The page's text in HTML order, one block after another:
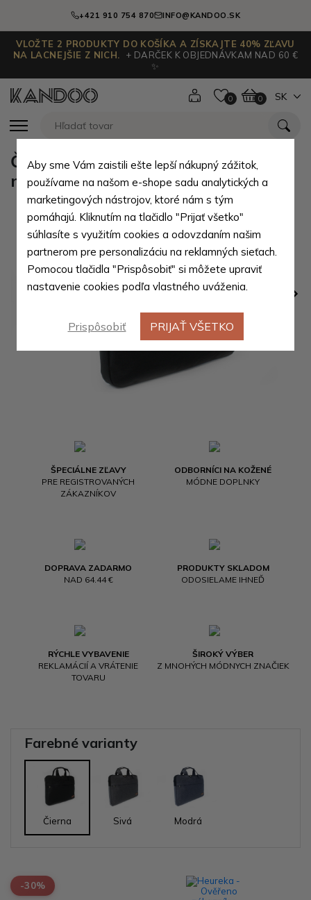
+421 910 754 870 INFO@KANDOO.SK
VLOŽTE 2 PRODUKTY DO KOŠÍKA A ZÍSKAJTE 40% ZĽAVU
NA LACNEJŠIE Z NICH.
+ DARČEK K OBJEDNÁVKAM NAD 60 €
✨
0 0 SK
ŠPECIÁLNE ZĽAVY
PRE REGISTROVANÝCH
ZÁKAZNÍKOV
ODBORNÍCI NA KOŽENÉ
MÓDNE DOPLNKY
DOPRAVA ZADARMO
NAD 64.44 €
PRODUKTY SKLADOM
ODOSIELAME IHNEĎ
RÝCHLE VYBAVENIE
REKLAMÁCIÍ A VRÁTENIE
TOVARU
ŠIROKÝ VÝBER
Z MNOHÝCH MÓDNYCH ZNAČIEK
Čierna pánska príručná taška na
notebook Telfer
Farebné varianty
Čierna Sivá Modrá
-30%
Aby sme Vám zaistili ešte lepší nákupný zážitok,
používame na našom e-shope sadu analytických a
marketingových nástrojov, ktoré nám s tým
pomáhajú. Kliknutím na tlačidlo "Prijať všetko"
súhlasíte s využitím cookies a odovzdaním našim
partnerom pre personalizáciu na reklamných sieťach.
Pomocou tlačidla "Prispôsobiť" si môžete upraviť
nastavenie cookies podľa vlastného uváženia.
Prispôsobiť PRIJAŤ VŠETKO